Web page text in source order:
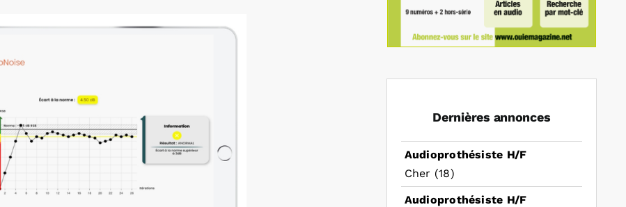
Dernières annonces
Audioprothésiste H/F
Cher (18)
Audioprothésiste H/F